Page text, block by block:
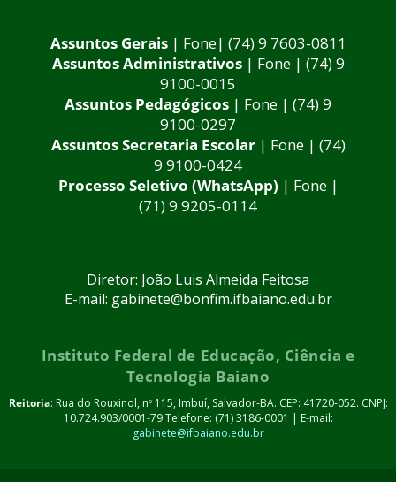
Assuntos Gerais | Fone| (74) 9 7603-0811
Assuntos Administrativos | Fone | (74) 9
9100-0015
Assuntos Pedagógicos | Fone | (74) 9
9100-0297
Assuntos Secretaria Escolar| Fone | (74)
9 9100-0424
Processo Seletivo (WhatsApp) | Fone |
(71) 9 9205-0114
Diretor: João Luis Almeida Feitosa
E-mail: gabinete@bonfim.ifbaiano.edu.br
Instituto Federal de Educação, Ciência e
Tecnologia Baiano
Reitoria: Rua do Rouxinol, nº 115, Imbuí, Salvador-BA. CEP: 41720-052. CNPJ:
10.724.903/0001-79 Telefone: (71) 3186-0001 | E-mail:
gabinete@ifbaiano.edu.br